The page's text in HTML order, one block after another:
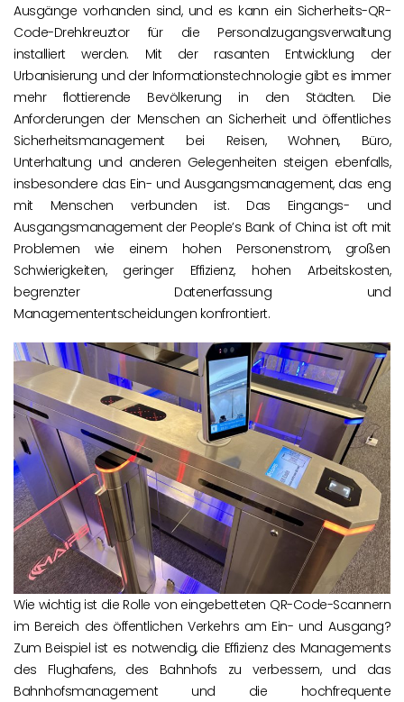
Ausgänge vorhanden sind, und es kann ein Sicherheits-QR-
Code-Drehkreuztor für die Personalzugangsverwaltung
installiert werden. Mit der rasanten Entwicklung der
Urbanisierung und der Informationstechnologie gibt es immer
mehr flottierende Bevölkerung in den Städten. Die
Anforderungen der Menschen an Sicherheit und öffentliches
Sicherheitsmanagement bei Reisen, Wohnen, Büro,
Unterhaltung und anderen Gelegenheiten steigen ebenfalls,
insbesondere das Ein- und Ausgangsmanagement, das eng
mit Menschen verbunden ist. Das Eingangs- und
Ausgangsmanagement der People’s Bank of China ist oft mit
Problemen wie einem hohen Personenstrom, großen
Schwierigkeiten, geringer Effizienz, hohen Arbeitskosten,
begrenzter Datenerfassung und
Managemententscheidungen konfrontiert.
Wie wichtig ist die Rolle von eingebetteten QR-Code-Scannern
im Bereich des öffentlichen Verkehrs am Ein- und Ausgang?
Zum Beispiel ist es notwendig, die Effizienz des Managements
des Flughafens, des Bahnhofs zu verbessern, und das
Bahnhofsmanagement und die hochfrequente